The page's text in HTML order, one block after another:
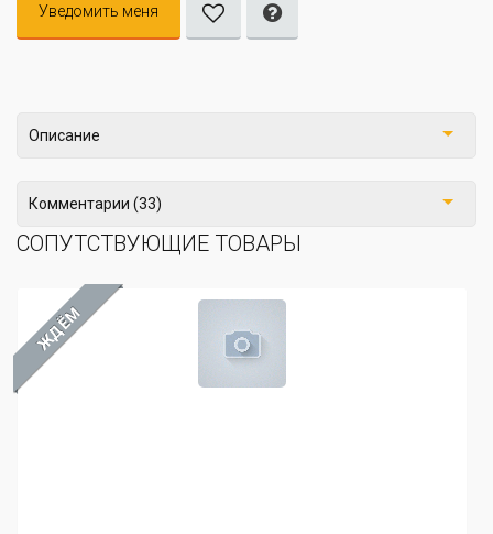
Уведомить меня
Описание
Комментарии (33)
СОПУТСТВУЮЩИЕ ТОВАРЫ
ЖДЁМ